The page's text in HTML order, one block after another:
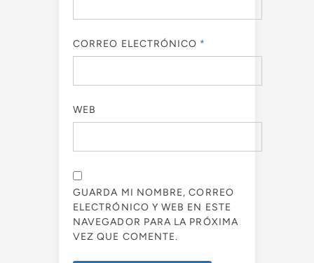
CORREO ELECTRÓNICO *
WEB
GUARDA MI NOMBRE, CORREO
ELECTRÓNICO Y WEB EN ESTE
NAVEGADOR PARA LA PRÓXIMA
VEZ QUE COMENTE.